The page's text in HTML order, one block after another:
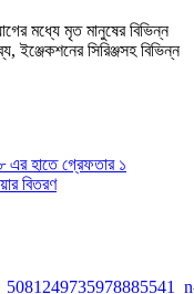
মধ্যে মৃত মানুষের বিভিন্ন
ইঞ্জেকশনের সিরিঞ্জসহ বিভিন্ন
এর হাতে গ্রেফতার ১
বিতরণ